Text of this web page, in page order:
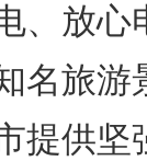
、放心
名旅游
提供坚